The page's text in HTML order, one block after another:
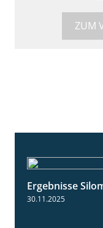
ZUM
Ergebnisse
30.11.2025